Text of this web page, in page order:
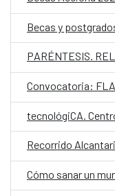
Becas y
Convocatoria:
tecnológiCA.
Recorrido
Cómo sanar un